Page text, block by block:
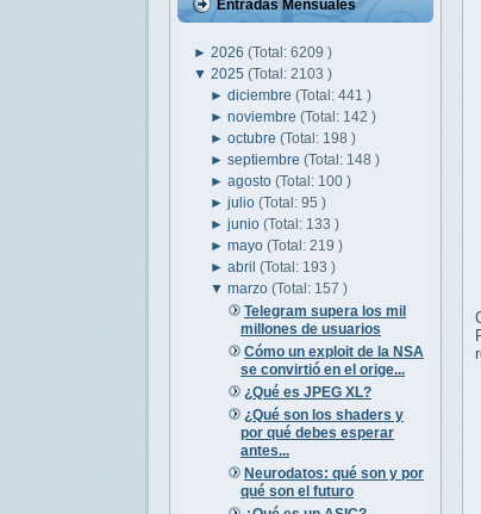
Entradas Mensuales
► 2026 (Total: 6209 )
▼ 2025 (Total: 2103 )
►diciembre(Total: 441 )
►noviembre(Total: 142 )
►octubre(Total: 198 )
►septiembre(Total: 148 )
►agosto(Total: 100 )
►julio(Total: 95 )
►junio(Total: 133 )
►mayo(Total: 219 )
►abril(Total: 193 )
▼marzo(Total: 157 )
Telegram supera los mil
millones de usuarios
Cómo un exploit de la NSA
se convirtió en el orige...
¿Qué es JPEG XL?
¿Qué son los shaders y
por qué debes esperar
antes...
Neurodatos: qué son y por
qué son el futuro